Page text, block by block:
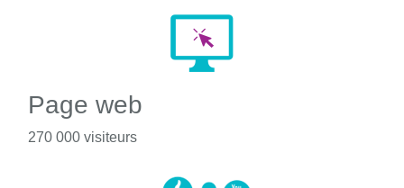
Page web
270 000 visiteurs